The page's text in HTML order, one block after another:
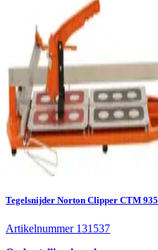
Tegelsnijder Norton Clipper CTM 935
Artikelnummer 131537